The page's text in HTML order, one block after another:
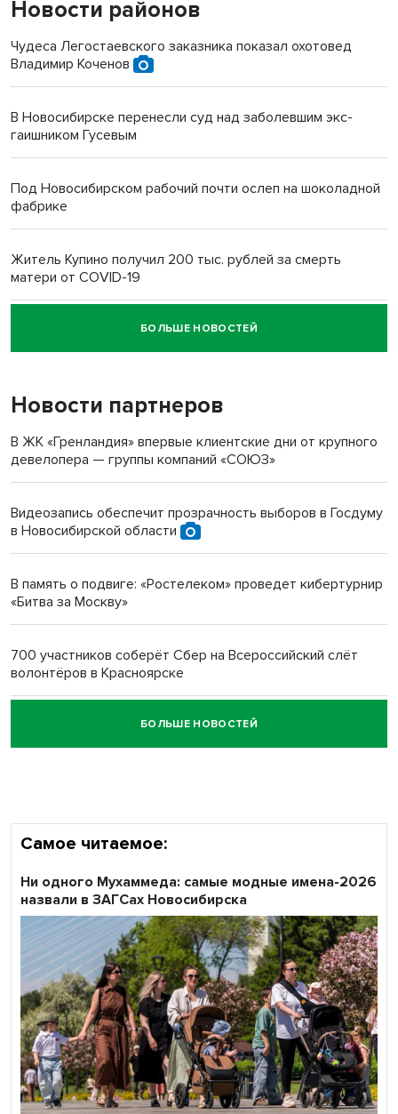
Новости районов
Чудеса Легостаевского заказника показал охотовед
Владимир Коченов
В Новосибирске перенесли суд над заболевшим экс-
гаишником Гусевым
Под Новосибирском рабочий почти ослеп на шоколадной
фабрике
Житель Купино получил 200 тыс. рублей за смерть
матери от COVID-19
Новосибирский суд наказал водителя за смерть
пенсионерки на вокзале
«Мы живём на пастбище!»: в новосибирском селе лошади
терроризируют жителей
Новосибирский преподаватель с женой вошли в топ-16
БОЛЬШЕ НОВОСТЕЙ
Новости партнеров
В ЖК «Гренландия» впервые клиентские дни от крупного
девелопера — группы компаний «СОЮЗ»
Видеозапись обеспечит прозрачность выборов в Госдуму
в Новосибирской области
В память о подвиге: «Ростелеком» проведет кибертурнир
«Битва за Москву»
700 участников соберёт Сбер на Всероссийский слёт
волонтёров в Красноярске
Честный выбор: видеонаблюдение обеспечит
объективность результатов ЕДГ в Новосибирской
БОЛЬШЕ НОВОСТЕЙ
Самое читаемое:
Ни одного Мухаммеда: самые модные имена-2026
назвали в ЗАГСах Новосибирска